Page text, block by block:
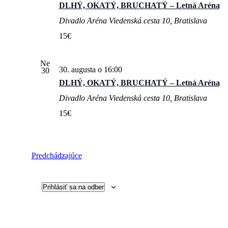
DLHÝ, OKATÝ, BRUCHATÝ – Letná Aréna
Divadlo Aréna Viedenská cesta 10, Bratislava
15€
Ne
30
DLHÝ, OKATÝ, BRUCHATÝ – Letná Aréna
30. augusta o 16:00
Divadlo Aréna Viedenská cesta 10, Bratislava
15€
PredchádzajúceUdalosti
Prihlásiť sa na odber